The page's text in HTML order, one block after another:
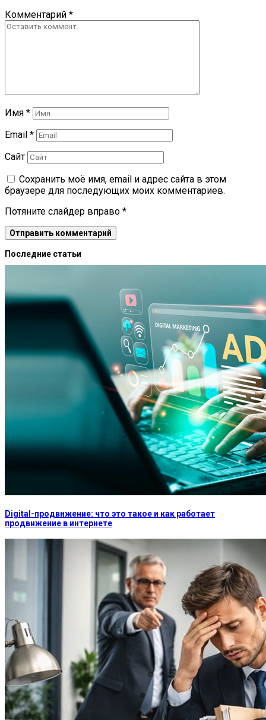
Комментарий *
Имя *
Email *
Сайт
Сохранить моё имя, email и адрес сайта в этом
браузере для последующих моих комментариев.
Потяните слайдер вправо *
Последние статьи
Digital-продвижение: что это такое и как работает
продвижение в интернете